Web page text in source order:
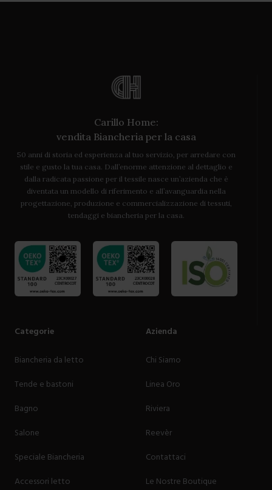
Carillo Home:
vendita Biancheria per la casa
50 anni di storia ed esperienza al tuo servizio, per arredare con
stile e gusto la tua casa. Dall’enorme attenzione al dettaglio e
dalla radicata passione per il tessile nasce un’azienda che è
diventata un modello di riferimento e all’avanguardia nella
progettazione, produzione e commercializzazione di tessuti,
tendaggi e biancheria per la casa.
Categorie
Biancheria da letto
Tende e bastoni
Bagno
Salone
Speciale Biancheria
Accessori letto
Azienda
Chi Siamo
Linea Oro
Riviera
Reevèr
Contattaci
Le Nostre Boutique